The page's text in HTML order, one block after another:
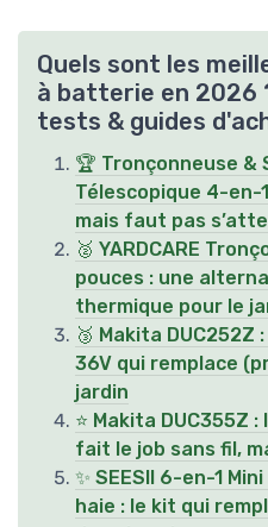
Quels sont les
à batterie en 2026
tests & guides
🏆 Tronçonneuse
Télescopique 4-en-
mais faut pas
🥈 YARDCARE
pouces : une
thermique pour le
🥉 Makita
36V qui remplace
jardin
⭐ Makita DUC355Z
fait le job sans fil,
✨ SEESII 6-en-1
haie : le kit qui